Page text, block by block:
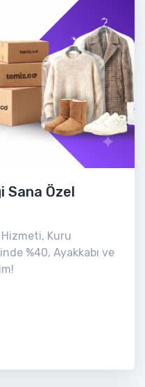
Sana Özel
Kuru
%40, Ayakkabı ve